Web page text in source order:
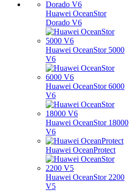
Huawei OceanStor
Dorado V6
Huawei OceanStor 5000
V6
Huawei OceanStor 6000
V6
Huawei OceanStor 18000
V6
Huawei OceanProtect
Huawei OceanStor 2200
V5